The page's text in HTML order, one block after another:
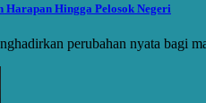
Hingga Pelosok Negeri
perubahan nyata